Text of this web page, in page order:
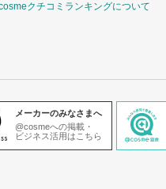
クチコミランキングについて
メーカーのみなさまへ
@cosmeへの掲載・
ビジネス活用はこちら